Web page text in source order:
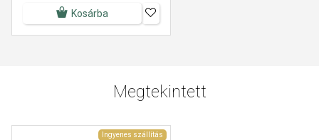
Kosárba
Megtekintett
Ingyenes szállítás